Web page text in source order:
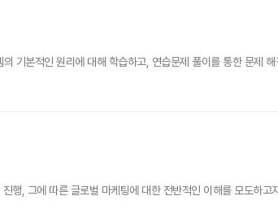
기본적인 원리에 대해 학습하고, 연습문제 풀이를 통한 문제
행, 그에 따른 글로벌 마케팅에 대한 전반적인 이해를 모도하